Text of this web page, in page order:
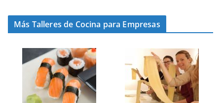
Más Talleres de Cocina para Empresas